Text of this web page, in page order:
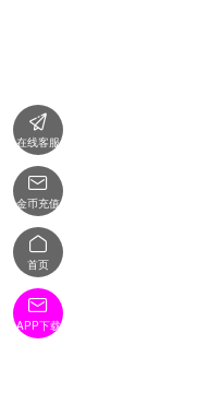

在线客服

金币充值

首页

APP下载